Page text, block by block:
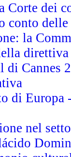
Corte dei
conto
la
di Cannes
di
nel